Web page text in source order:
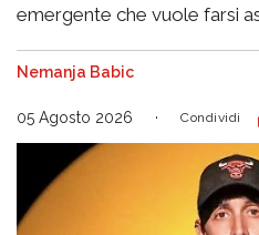
emergente che vuole farsi
Nemanja Babic
05 Agosto 2026 Condividi